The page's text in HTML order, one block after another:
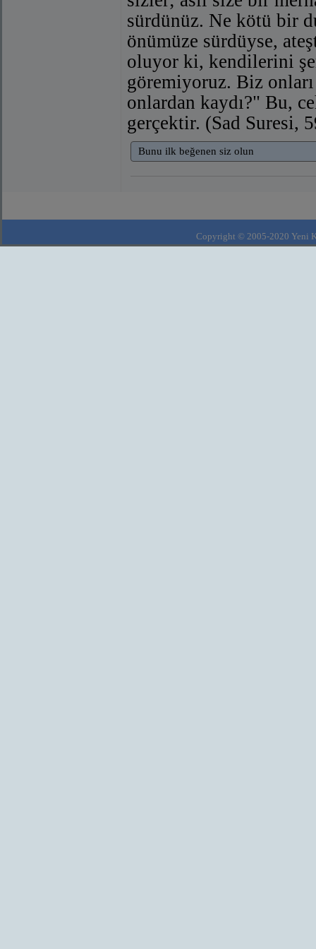
sürdünüz. Ne kötü bir
önümüze sürdüyse,
oluyor ki, kendilerini
göremiyoruz. Biz
onlardan kaydı?" Bu,
gerçektir. (Sad Suresi,
Bunu ilk beğenen siz olun
Copyright © 2005-2020 Yeni